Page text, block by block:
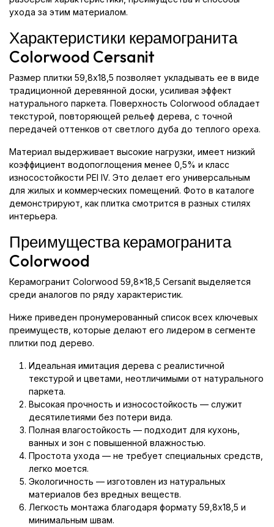
ухода за этим материалом.
Характеристики керамогранита
Colorwood Cersanit
Размер плитки 59,8x18,5 позволяет укладывать ее в виде
традиционной деревянной доски, усиливая эффект
натурального паркета. Поверхность Colorwood обладает
текстурой, повторяющей рельеф дерева, с точной
передачей оттенков от светлого дуба до теплого ореха.
Материал выдерживает высокие нагрузки, имеет низкий
коэффициент водопоглощения менее 0,5% и класс
износостойкости PEI IV. Это делает его универсальным
для жилых и коммерческих помещений. Фото в каталоге
демонстрируют, как плитка смотрится в разных стилях
интерьера.
Преимущества керамогранита
Colorwood
Керамогранит Colorwood 59,8x18,5 Cersanit выделяется
среди аналогов по ряду характеристик.
Ниже приведен пронумерованный список всех ключевых
преимуществ, которые делают его лидером в сегменте
плитки под дерево.
Идеальная имитация дерева с реалистичной
текстурой и цветами, неотличимыми от натурального
паркета.
Высокая прочность и износостойкость — служит
десятилетиями без потери вида.
Полная влагостойкость — подходит для кухонь,
ванных и зон с повышенной влажностью.
Простота ухода — не требует специальных средств,
легко моется.
Экологичность — изготовлен из натуральных
материалов без вредных веществ.
Легкость монтажа благодаря формату 59,8x18,5 и
минимальным швам.